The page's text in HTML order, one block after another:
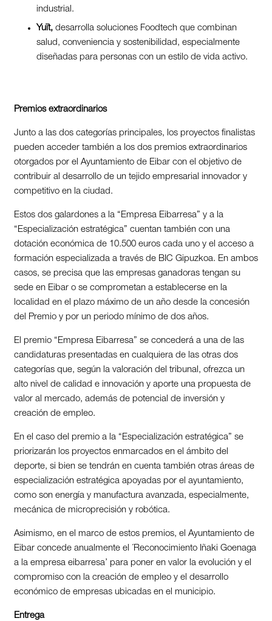
industrial.
Yuït, desarrolla soluciones Foodtech que combinan
salud, conveniencia y sostenibilidad, especialmente
diseñadas para personas con un estilo de vida activo.
Premios extraordinarios
Junto a las dos categorías principales, los proyectos finalistas
pueden acceder también a los dos premios extraordinarios
otorgados por el Ayuntamiento de Eibar con el objetivo de
contribuir al desarrollo de un tejido empresarial innovador y
competitivo en la ciudad.
Estos dos galardones a la “Empresa Eibarresa” y a la
“Especialización estratégica” cuentan también con una
dotación económica de 10.500 euros cada uno y el acceso a
formación especializada a través de BIC Gipuzkoa. En ambos
casos, se precisa que las empresas ganadoras tengan su
sede en Eibar o se comprometan a establecerse en la
localidad en el plazo máximo de un año desde la concesión
del Premio y por un periodo mínimo de dos años.
El premio “Empresa Eibarresa” se concederá a una de las
candidaturas presentadas en cualquiera de las otras dos
categorías que, según la valoración del tribunal, ofrezca un
alto nivel de calidad e innovación y aporte una propuesta de
valor al mercado, además de potencial de inversión y
creación de empleo.
En el caso del premio a la “Especialización estratégica” se
priorizarán los proyectos enmarcados en el ámbito del
deporte, si bien se tendrán en cuenta también otras áreas de
especialización estratégica apoyadas por el ayuntamiento,
como son energía y manufactura avanzada, especialmente,
mecánica de microprecisión y robótica.
Asimismo, en el marco de estos premios, el Ayuntamiento de
Eibar concede anualmente el ´Reconocimiento Iñaki Goenaga
a la empresa eibarresa’ para poner en valor la evolución y el
compromiso con la creación de empleo y el desarrollo
económico de empresas ubicadas en el municipio.
Entrega